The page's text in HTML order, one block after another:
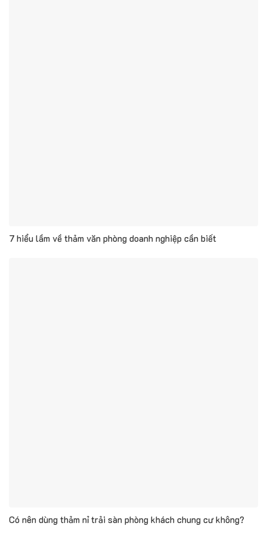
7 hiểu lầm về thảm văn phòng doanh nghiệp cần biết
Có nên dùng thảm nỉ trải sàn phòng khách chung cư không?